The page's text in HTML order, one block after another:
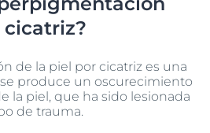
de la piel por cicatriz es una
produce un oscurecimiento
la piel, que ha sido lesionada
de trauma.